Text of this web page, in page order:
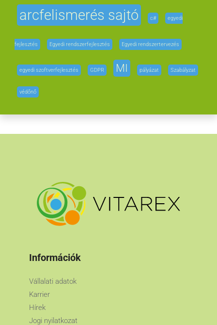
arcfelismerés sajtó c# egyedi
fejlesztés Egyedi rendszerfejlesztés Egyedi rendszertervezés
egyedi szoftverfejlesztés GDPR MI pályázat Szabályzat
védőnő
Információk
Vállalati adatok
Karrier
Hírek
Jogi nyilatkozat